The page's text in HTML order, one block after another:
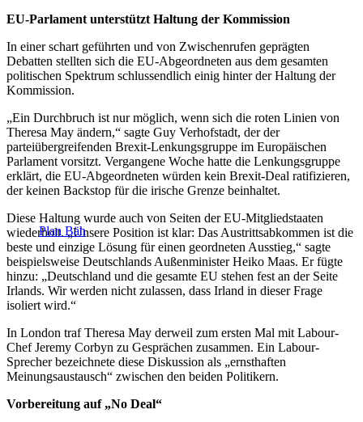
EU-Parlament unterstützt Haltung der Kommission
In einer schart geführten und von Zwischenrufen geprägten
Debatten stellten sich die EU-Abgeordneten aus dem gesamten
politischen Spektrum schlussendlich einig hinter der Haltung der
Kommission.
„Ein Durchbruch ist nur möglich, wenn sich die roten Linien von
Theresa May ändern,“ sagte Guy Verhofstadt, der der
parteiübergreifenden Brexit-Lenkungsgruppe im Europäischen
Parlament vorsitzt. Vergangene Woche hatte die Lenkungsgruppe
erklärt, die EU-Abgeordneten würden kein Brexit-Deal ratifizieren,
der keinen Backstop für die irische Grenze beinhaltet.
Plan Bäh
Diese Haltung wurde auch von Seiten der EU-Mitgliedstaaten
wiederholt. „Unsere Position ist klar: Das Austrittsabkommen ist die
beste und einzige Lösung für einen geordneten Ausstieg,“ sagte
beispielsweise Deutschlands Außenminister Heiko Maas. Er fügte
hinzu: „Deutschland und die gesamte EU stehen fest an der Seite
Irlands. Wir werden nicht zulassen, dass Irland in dieser Frage
isoliert wird.“
In London traf Theresa May derweil zum ersten Mal mit Labour-
Chef Jeremy Corbyn zu Gesprächen zusammen. Ein Labour-
Sprecher bezeichnete diese Diskussion als „ernsthaften
Meinungsaustausch“ zwischen den beiden Politikern.
Vorbereitung auf „No Deal“